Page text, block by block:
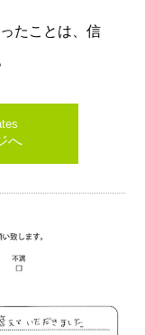
たことは、信
へ